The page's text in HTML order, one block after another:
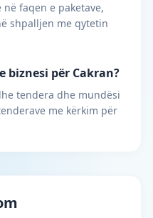
faqen e paketave,
shpalljen me qytetin
biznesi për Cakran?
tendera dhe mundësi
me kërkim për